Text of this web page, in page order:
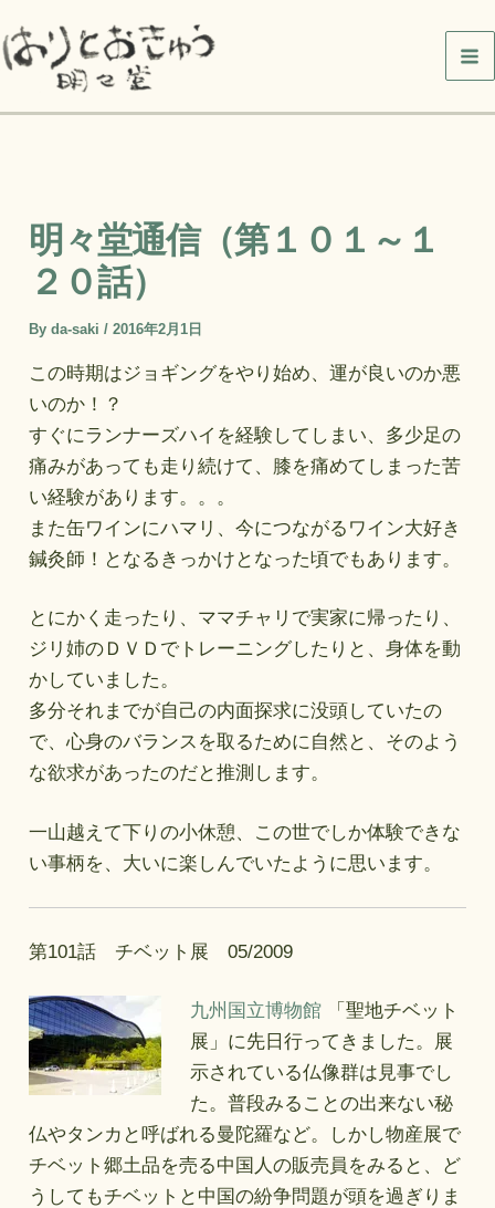
容
を
ス
明々堂通信（第１０１～１
２０話）
Byda-saki/2016年2月1日
この時期はジョギングをやり始め、運が良いのか悪
いのか！？
すぐにランナーズハイを経験してしまい、多少足の
痛みがあっても走り続けて、膝を痛めてしまった苦
い経験があります。。。
また缶ワインにハマリ、今につながるワイン大好き
鍼灸師！となるきっかけとなった頃でもあります。
とにかく走ったり、ママチャリで実家に帰ったり、
ジリ姉のＤＶＤでトレーニングしたりと、身体を動
かしていました。
多分それまでが自己の内面探求に没頭していたの
で、心身のバランスを取るために自然と、そのよう
な欲求があったのだと推測します。
一山越えて下りの小休憩、この世でしか体験できな
い事柄を、大いに楽しんでいたように思います。
第101話 チベット展 05/2009
九州国立博物館「聖地チベット
展」に先日行ってきました。展
示されている仏像群は見事でし
た。普段みることの出来ない秘
仏やタンカと呼ばれる曼陀羅など。しかし物産展で
チベット郷土品を売る中国人の販売員をみると、ど
うしてもチベットと中国の紛争問題が頭を過ぎりま